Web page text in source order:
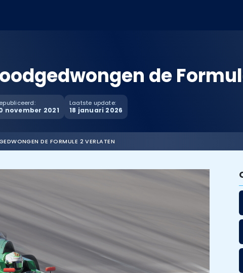
de
november 2021
Laatste update:
18 januari 2026
DE FORMULE 2 VERLATEN